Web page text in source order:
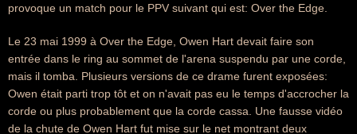
provoque un match pour le PPV suivant qui est: Over the Edge.
Le 23 mai 1999 à Over the Edge, Owen Hart devait faire son
entrée dans le ring au sommet de l'arena suspendu par une corde,
mais il tomba. Plusieurs versions de ce drame furent exposées:
Owen était parti trop tôt et on n'avait pas eu le temps d'accrocher la
corde ou plus probablement que la corde cassa. Une fausse vidéo
de la chute de Owen Hart fut mise sur le net montrant deux